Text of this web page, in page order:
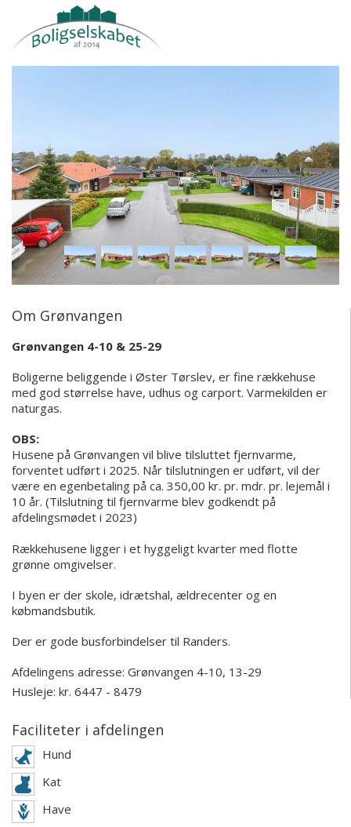
Om Grønvangen
Grønvangen 4-10 & 25-29
Boligerne beliggende i Øster Tørslev, er fine rækkehuse
med god størrelse have, udhus og carport. Varmekilden er
naturgas.
OBS:
Husene på Grønvangen vil blive tilsluttet fjernvarme,
forventet udført i 2025. Når tilslutningen er udført, vil der
være en egenbetaling på ca. 350,00 kr. pr. mdr. pr. lejemål i
10 år. (Tilslutning til fjernvarme blev godkendt på
afdelingsmødet i 2023)
Rækkehusene ligger i et hyggeligt kvarter med flotte
grønne omgivelser.
I byen er der skole, idrætshal, ældrecenter og en
købmandsbutik.
Der er gode busforbindelser til Randers.
Afdelingens adresse: Grønvangen 4-10, 13-29
Husleje: kr. 6447 - 8479
Faciliteter i afdelingen
Hund
Kat
Have